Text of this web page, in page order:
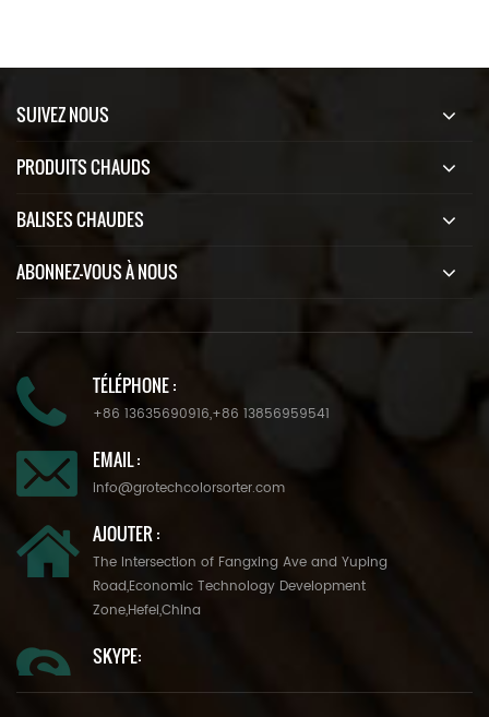
SUIVEZ NOUS
PRODUITS CHAUDS
BALISES CHAUDES
ABONNEZ-VOUS À NOUS
TÉLÉPHONE :
+86 13635690916,+86 13856959541
EMAIL :
info@grotechcolorsorter.com
AJOUTER :
The Intersection of Fangxing Ave and Yuping
Road,Economic Technology Development
Zone,Hefei,China
SKYPE: